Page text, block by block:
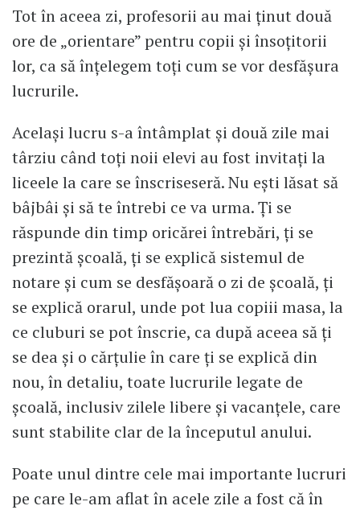
Tot în aceea zi, profesorii au mai ținut două
ore de „orientare” pentru copii și însoțitorii
lor, ca să înțelegem toți cum se vor desfășura
lucrurile.
Același lucru s-a întâmplat și două zile mai
târziu când toți noii elevi au fost invitați la
liceele la care se înscriseseră. Nu ești lăsat să
bâjbâi și să te întrebi ce va urma. Ți se
răspunde din timp oricărei întrebări, ți se
prezintă școală, ți se explică sistemul de
notare și cum se desfășoară o zi de școală, ți
se explică orarul, unde pot lua copiii masa, la
ce cluburi se pot înscrie, ca după aceea să ți
se dea și o cărțulie în care ți se explică din
nou, în detaliu, toate lucrurile legate de
școală, inclusiv zilele libere și vacanțele, care
sunt stabilite clar de la începutul anului.
Poate unul dintre cele mai importante lucruri
pe care le-am aflat în acele zile a fost că în